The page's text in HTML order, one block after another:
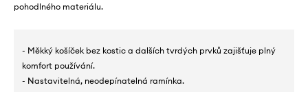
pohodlného materiálu.
- Měkký košíček bez kostic a dalších tvrdých prvků zajišťuje plný
komfort používání.
- Nastavitelná, neodepínatelná ramínka.